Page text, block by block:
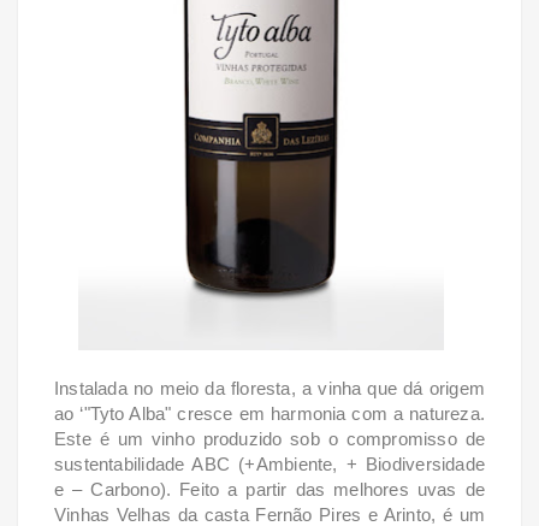
Instalada no meio da floresta, a vinha que dá origem
ao ‘"Tyto Alba" cresce em harmonia com a natureza.
Este é um vinho produzido sob o compromisso de
sustentabilidade ABC (+Ambiente, + Biodiversidade
e – Carbono). Feito a partir das melhores uvas de
Vinhas Velhas da casta Fernão Pires e Arinto, é um